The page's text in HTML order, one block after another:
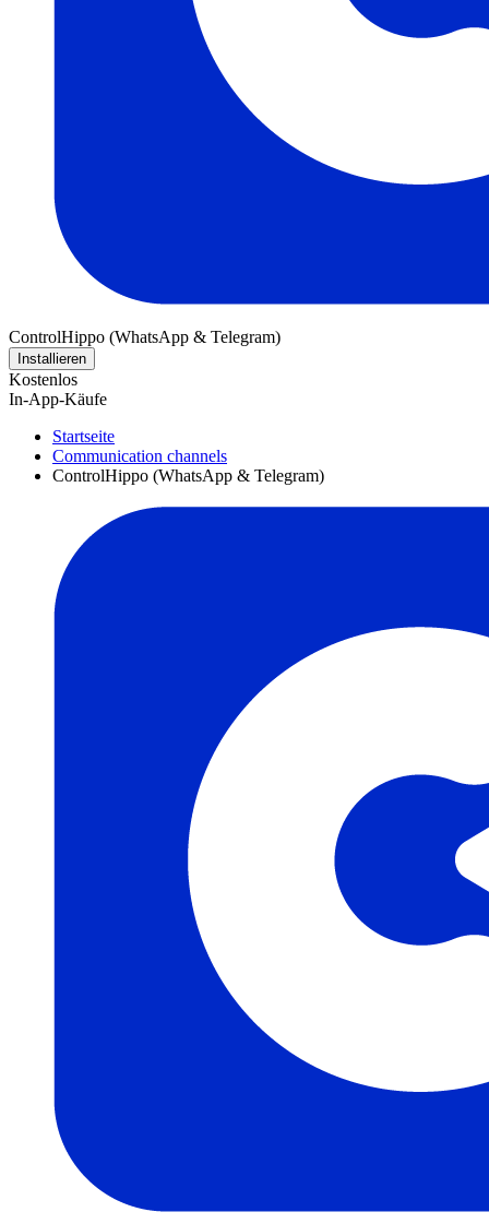
ControlHippo (WhatsApp & Telegram)
Installieren
Kostenlos
In-App-Käufe
Startseite
Communication channels
ControlHippo (WhatsApp & Telegram)